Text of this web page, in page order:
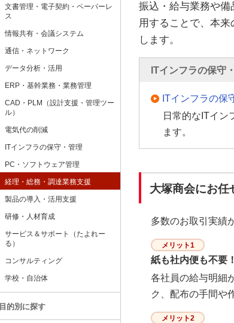
振込・給与業務や
用することで、本
します。
ITインフラの保守
ITインフラの保
日常的なITイン
ます。
大塚商会にお任
多数のお取引実績
メリット1
紙も社内便も不要
各社員の給与明細
ク、配布の手間や
メリット2
文書管理・電子契約・ペーパーレ
ス
情報共有・会議システム
通信・ネットワーク
データ分析・活用
ERP・基幹業務・業務管理
CAD・PLM（設計支援・管理ツー
ル）
電気代の削減
ITインフラの保守・管理
PC・ソフトウェア管理
経理・総務・調達業務支援
製品の導入・活用支援
研修・人材育成
サービス＆サポート（たよれー
る）
コンサルティング
学校・自治体
目的別に探す